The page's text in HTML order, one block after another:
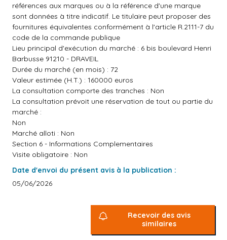
références aux marques ou à la référence d'une marque
sont données à titre indicatif. Le titulaire peut proposer des
fournitures équivalentes conformément à l'article R.2111-7 du
code de la commande publique
Lieu principal d'exécution du marché : 6 bis boulevard Henri
Barbusse 91210 - DRAVEIL
Durée du marché (en mois) : 72
Valeur estimée (H.T.) : 160000 euros
La consultation comporte des tranches : Non
La consultation prévoit une réservation de tout ou partie du
marché :
Non
Marché alloti : Non
Section 6 - Informations Complementaires
Visite obligatoire : Non
Date d'envoi du présent avis à la publication :
05/06/2026
Recevoir des avis
similaires